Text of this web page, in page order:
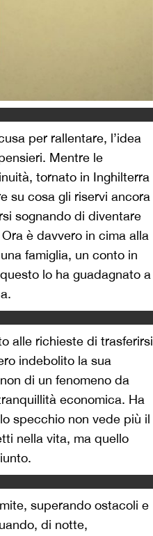
per rallentare, l’idea
Mentre le
tornato in Inghilterra
su cosa gli riservi ancora
sognando di diventare
è davvero in cima alla
famiglia, un conto in
lo ha guadagnato a
alle richieste di trasferirsi
indebolito la sua
di un fenomeno da
economica. Ha
specchio non vede più il
nella vita, ma quello
superando ostacoli e
di notte,